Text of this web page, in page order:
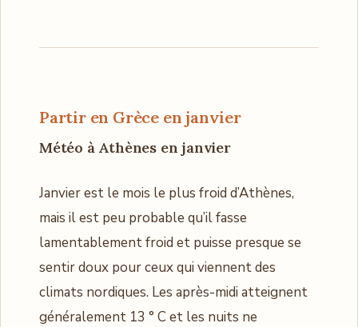
Partir en Grèce en janvier
Météo à Athènes en janvier
Janvier est le mois le plus froid d’Athènes,
mais il est peu probable qu’il fasse
lamentablement froid et puisse presque se
sentir doux pour ceux qui viennent des
climats nordiques. Les après-midi atteignent
généralement 13 ° C et les nuits ne